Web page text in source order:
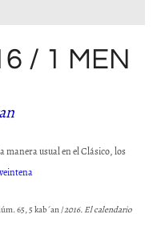
/ 1 MEN
manera usual en el Clásico, los
veintena
65, 5 kab´an /2016. El calendario